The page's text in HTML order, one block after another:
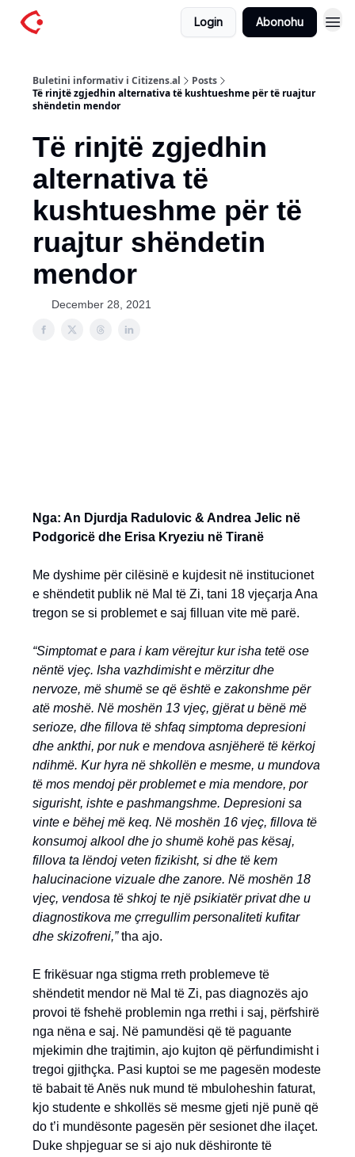
Login Abonohu
Buletini informativ i Citizens.al
Posts
Të rinjtë zgjedhin alternativa të kushtueshme për të ruajtur
shëndetin mendor
Të rinjtë zgjedhin
alternativa të
kushtueshme për të
ruajtur shëndetin
mendor
December 28, 2021
Nga: An Djurdja Radulovic & Andrea Jelic në
Podgoricë dhe Erisa Kryeziu në Tiranë
Me dyshime për cilësinë e kujdesit në institucionet
e shëndetit publik në Mal të Zi, tani 18 vjeçarja Ana
tregon se si problemet e saj filluan vite më parë.
“Simptomat e para i kam vërejtur kur isha tetë ose
nëntë vjeç. Isha vazhdimisht e mërzitur dhe
nervoze, më shumë se që është e zakonshme për
atë moshë. Në moshën 13 vjeç, gjërat u bënë më
serioze, dhe fillova të shfaq simptoma depresioni
dhe ankthi, por nuk e mendova asnjëherë të kërkoj
ndihmë. Kur hyra në shkollën e mesme, u mundova
të mos mendoj për problemet e mia mendore, por
sigurisht, ishte e pashmangshme. Depresioni sa
vinte e bëhej më keq. Në moshën 16 vjeç, fillova të
konsumoj alkool dhe jo shumë kohë pas kësaj,
fillova ta lëndoj veten fizikisht, si dhe të kem
halucinacione vizuale dhe zanore. Në moshën 18
vjeç, vendosa të shkoj te një psikiatër privat dhe u
diagnostikova me çrregullim personaliteti kufitar
dhe skizofreni,”tha ajo.
E frikësuar nga stigma rreth problemeve të
shëndetit mendor në Mal të Zi, pas diagnozës ajo
provoi të fshehë problemin nga rrethi i saj, përfshirë
nga nëna e saj. Në pamundësi që të paguante
mjekimin dhe trajtimin, ajo kujton që përfundimisht i
tregoi gjithçka. Pasi kuptoi se me pagesën modeste
të babait të Anës nuk mund të mbuloheshin faturat,
kjo studente e shkollës së mesme gjeti një punë që
do t’i mundësonte pagesën për sesionet dhe ilaçet.
Duke shpjeguar se si ajo nuk dëshironte të